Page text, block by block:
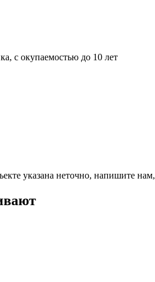
с окупаемостью до 10 лет
указана неточно, напишите